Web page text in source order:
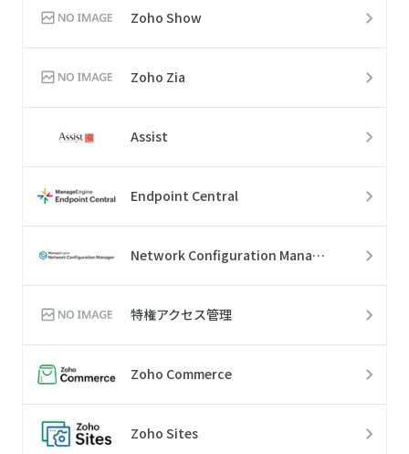
Zoho Show
Zoho Zia
Assist
Endpoint Central
Network Configuration Manager
特権アクセス管理
Zoho Commerce
Zoho Sites